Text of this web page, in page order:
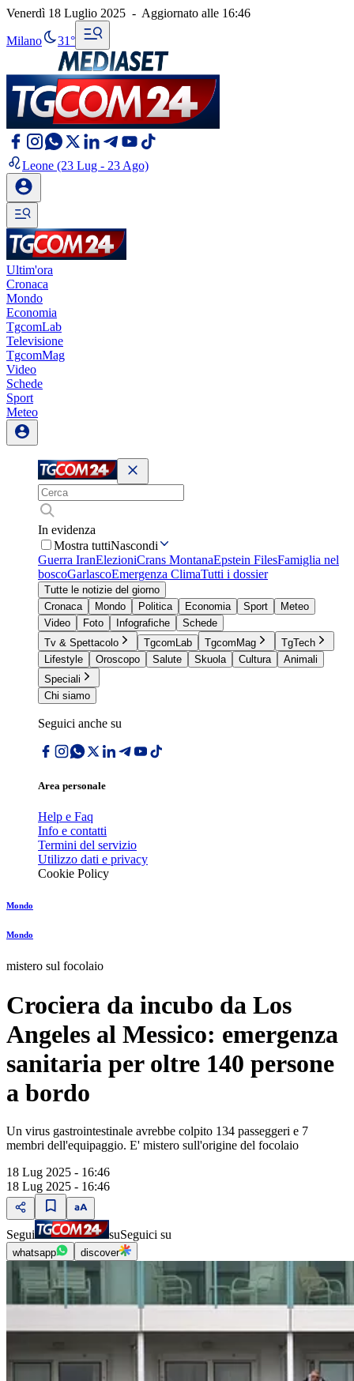
Venerdì 18 Luglio 2025 - Aggiornato alle 16:46
Milano 31°
Leone (23 Lug - 23 Ago)
Ultim'ora
Cronaca
Mondo
Economia
TgcomLab
Televisione
TgcomMag
Video
Schede
Sport
Meteo
In evidenza
Mostra tuttiNascondi
Guerra IranElezioniCrans MontanaEpstein FilesFamiglia nel
boscoGarlascoEmergenza ClimaTutti i dossier
Tutte le notizie del giorno
Cronaca
Mondo Politica Economia Sport
Meteo
Video
Foto Infografiche
Schede
Tv & Spettacolo
TgcomLab TgcomMag
TgTech
Lifestyle
Oroscopo Salute Skuola Cultura
Animali
Speciali
Chi siamo
Seguici anche su
Area personale
Help e Faq
Info e contatti
Termini del servizio
Utilizzo dati e privacy
Cookie Policy
Mondo
Mondo
mistero sul focolaio
Crociera da incubo da Los
Angeles al Messico: emergenza
sanitaria per oltre 140 persone
a bordo
Un virus gastrointestinale avrebbe colpito 134 passeggeri e 7
membri dell'equipaggio. E' mistero sull'origine del focolaio
18 Lug 2025 - 16:46
18 Lug 2025 - 16:46
Segui suSeguici su
whatsapp discover